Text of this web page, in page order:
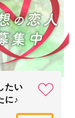
たい
に♪